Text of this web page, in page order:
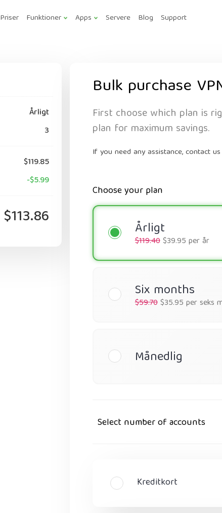
Priser Funktioner Apps Servere Blog Support
Årligt
3
$119.85
-$5.99
$113.86
Bulk purchase
First choose which plan is
plan for maximum savings.
If you need any assistance, contact
Choose your plan
Årligt
$119.40$39.95 per år
Six months
$59.70$35.95 per seks
Månedlig
Select number of accounts
Kreditkort